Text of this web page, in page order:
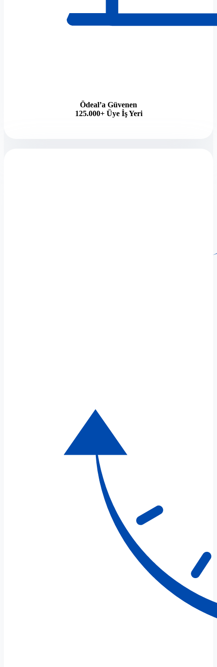
Ödeal’a Güvenen
125.000+ Üye İş Yeri​